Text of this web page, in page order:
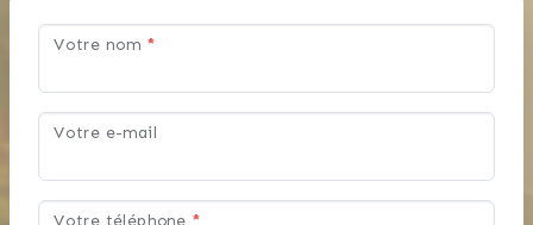
concrétiser vos projets
immobiliers.
Votre nom *
Votre e-mail
Votre téléphone *